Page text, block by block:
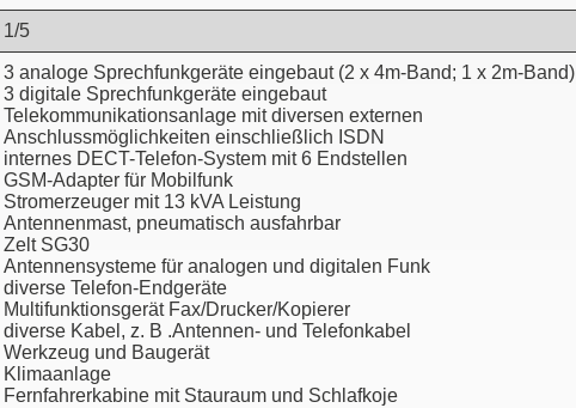
1/5
3 analoge Sprechfunkgeräte eingebaut (2 x 4m-Band; 1 x 2m-Band)
3 digitale Sprechfunkgeräte eingebaut
Telekommunikationsanlage mit diversen externen
Anschlussmöglichkeiten einschließlich ISDN
internes DECT-Telefon-System mit 6 Endstellen
GSM-Adapter für Mobilfunk
Stromerzeuger mit 13 kVA Leistung
Antennenmast, pneumatisch ausfahrbar
Zelt SG30
Antennensysteme für analogen und digitalen Funk
diverse Telefon-Endgeräte
Multifunktionsgerät Fax/Drucker/Kopierer
diverse Kabel, z. B .Antennen- und Telefonkabel
Werkzeug und Baugerät
Klimaanlage
Fernfahrerkabine mit Stauraum und Schlafkoje